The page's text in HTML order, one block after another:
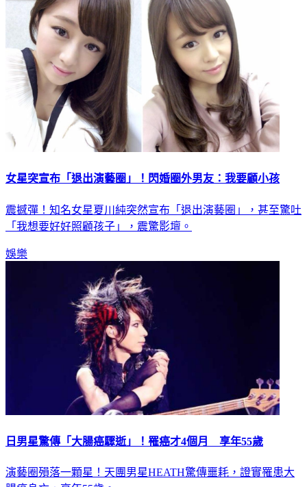
女星突宣布「退出演藝圈」！閃婚圈外男友：我要顧小孩
震撼彈！知名女星夏川純突然宣布「退出演藝圈」，甚至驚吐
「我想要好好照顧孩子」，震驚影壇。
娛樂
日男星驚傳「大腸癌驟逝」！罹癌才4個月 享年55歲
演藝圈殞落一顆星！天團男星HEATH驚傳噩耗，證實罹患大